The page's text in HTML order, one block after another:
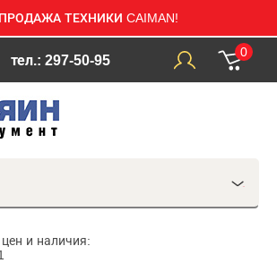
ТЕХНИКИ CAIMAN!
тел.: 297-50-95
0
и наличия: